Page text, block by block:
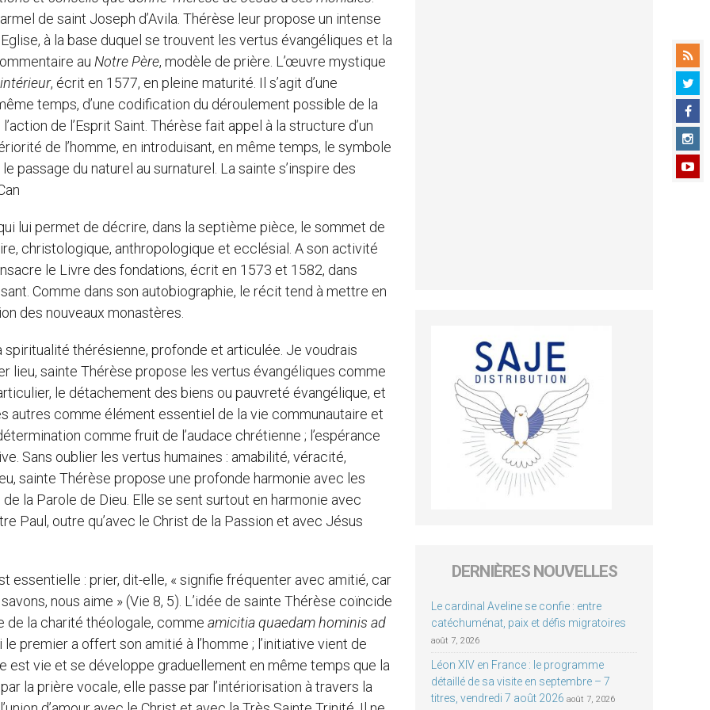
de saint Joseph d’Avila. Thérèse leur propose un intense
à la base duquel se trouvent les vertus évangéliques et la
au Notre Père, modèle de prière. L’œuvre mystique
, écrit en 1577, en pleine maturité. Il s’agit d’une
temps, d’une codification du déroulement possible de la
de l’Esprit Saint. Thérèse fait appel à la structure d’un
de l’homme, en introduisant, en même temps, le symbole
passage du naturel au surnaturel. La sainte s’inspire des
lui permet de décrire, dans la septième pièce, le sommet de
christologique, anthropologique et ecclésial. A son activité
le Livre des fondations, écrit en 1573 et 1582, dans
Comme dans son autobiographie, le récit tend à mettre en
des nouveaux monastères.
spiritualité thérésienne, profonde et articulée. Je voudrais
lieu, sainte Thérèse propose les vertus évangéliques comme
le détachement des biens ou pauvreté évangélique, et
autres comme élément essentiel de la vie communautaire et
comme fruit de l’audace chrétienne ; l’espérance
Sans oublier les vertus humaines : amabilité, véracité,
sainte Thérèse propose une profonde harmonie avec les
la Parole de Dieu. Elle se sent surtout en harmonie avec
Paul, outre qu’avec le Christ de la Passion et avec Jésus
essentielle : prier, dit-elle, « signifie fréquenter avec amitié, car
nous aime » (Vie 8, 5). L’idée de sainte Thérèse coïncide
de la charité théologale, comme amicitia quaedam hominis ad
le premier a offert son amitié à l’homme ; l’initiative vient de
est vie et se développe graduellement en même temps que la
la prière vocale, elle passe par l’intériorisation à travers la
DERNIÈRES NOUVELLES
Le cardinal Aveline se confie : entre
catéchuménat, paix et défis migratoires
août 7, 2026
Léon XIV en France : le programme
détaillé de sa visite en septembre – 7
titres, vendredi 7 août 2026 août 7, 2026